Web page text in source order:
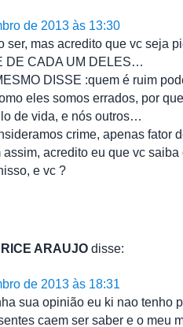
de 2013 às 13:30
ser, mas acredito que vc seja
DE CADA UM DELES…
DISSE :quem é ruim
eles somos errados, por
de vida, e nós outros…
crime, apenas fator
assim, acredito eu que vc saiba
e vc ?
ARAUJO disse:
de 2013 às 18:31
sua opinião eu ki nao tenho
caem ser saber e o meu